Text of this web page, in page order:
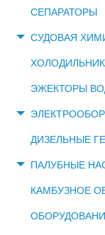
СЕПАРАТОРЫ
СУДОВАЯ
ЭЖЕКТОРЫ
ДИЗЕЛЬНЫЕ
ПАЛУБНЫЕ
КАМБУЗНОЕ